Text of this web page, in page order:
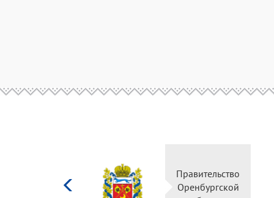
Министерство
культуры
Российской